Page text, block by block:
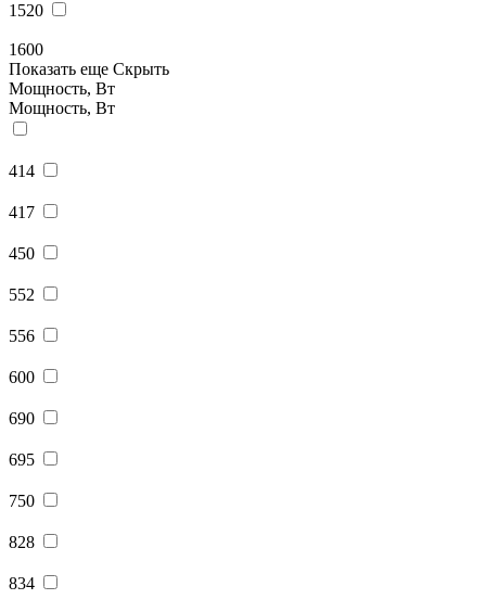
1520
1600
Показать еще Скрыть
Мощность, Вт
Мощность, Вт
414
417
450
552
556
600
690
695
750
828
834